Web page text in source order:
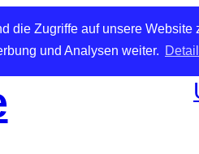
die Zugriffe auf unsere Website
und Analysen weiter.